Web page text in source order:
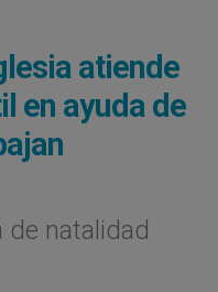
atiende
en ayuda de
de natalidad